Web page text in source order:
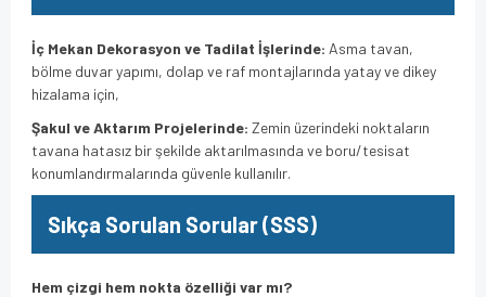
İç Mekan Dekorasyon ve Tadilat İşlerinde: Asma tavan,
bölme duvar yapımı, dolap ve raf montajlarında yatay ve dikey
hizalama için,
Şakul ve Aktarım Projelerinde: Zemin üzerindeki noktaların
tavana hatasız bir şekilde aktarılmasında ve boru/tesisat
konumlandırmalarında güvenle kullanılır.
Sıkça Sorulan Sorular (SSS)
Hem çizgi hem nokta özelliği var mı?